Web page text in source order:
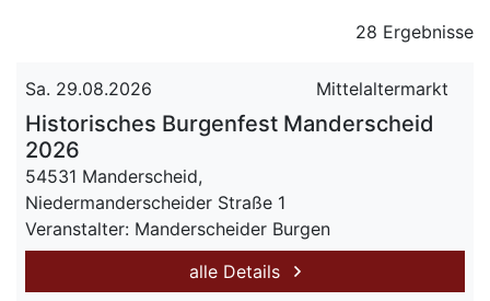
28 Ergebnisse
Sa. 29.08.2026 Mittelaltermarkt
Historisches Burgenfest Manderscheid
2026
54531 Manderscheid,
Niedermanderscheider Straße 1
Veranstalter: Manderscheider Burgen
alle Details